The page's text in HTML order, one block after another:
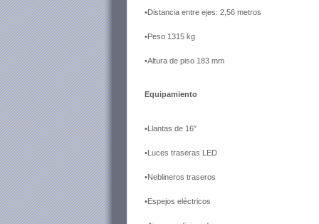
•Distancia entre ejes: 2,56 metros
•Peso 1315 kg
•Altura de piso 183 mm
Equipamiento
•Llantas de 16″
•Luces traseras LED
•Neblineros traseros
•Espejos eléctricos